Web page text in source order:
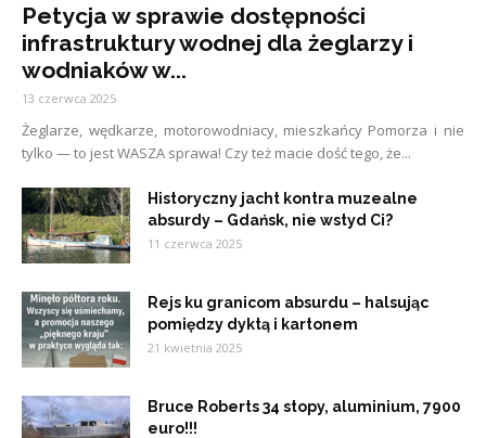
Petycja w sprawie dostępności
infrastruktury wodnej dla żeglarzy i
wodniaków w...
13 czerwca 2025
Żeglarze, wędkarze, motorowodniacy, mieszkańcy Pomorza i nie
tylko — to jest WASZA sprawa! Czy też macie dość tego, że...
Historyczny jacht kontra muzealne
absurdy – Gdańsk, nie wstyd Ci?
11 czerwca 2025
Rejs ku granicom absurdu – halsując
pomiędzy dyktą i kartonem
21 kwietnia 2025
Bruce Roberts 34 stopy, aluminium, 7900
euro!!!